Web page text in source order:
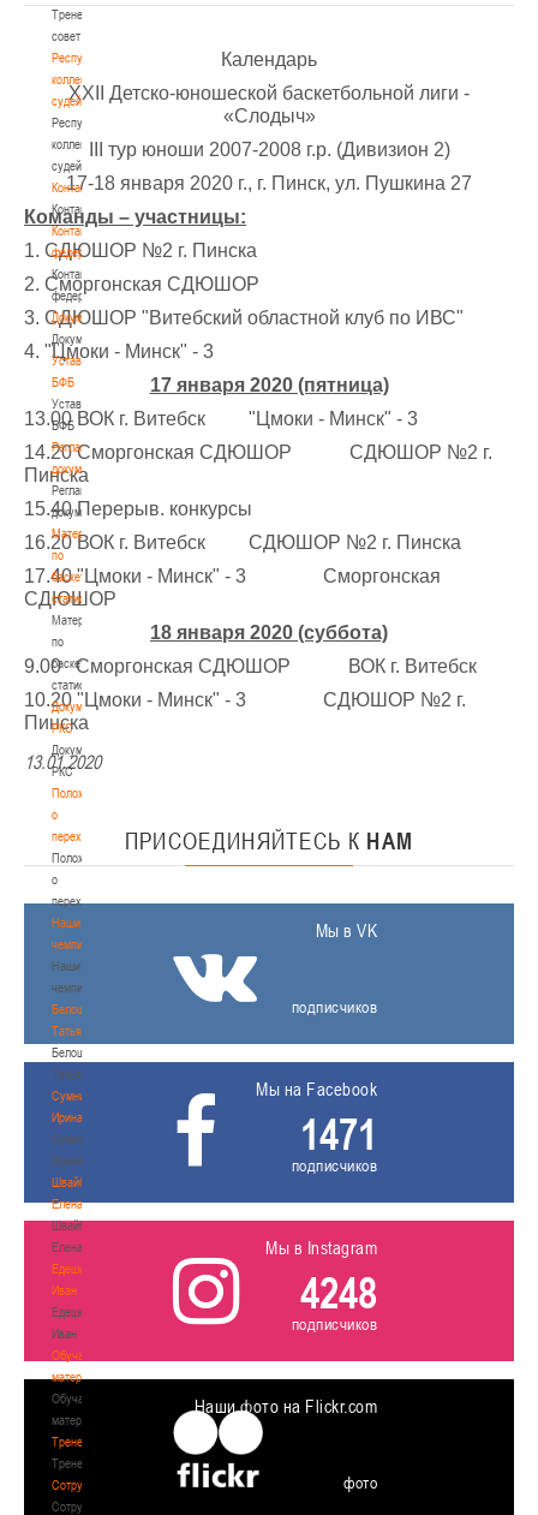
Тренерский
совет
Республиканская
коллегия
судей
Республиканская
коллегия
судей
Контакты
Контакты
Контакты
федерации
Контакты
федерации
Документы
Документы
Устав
БФБ
Устав
БФБ
Регламентирующие
документы
Регламентирующие
документы
Материалы
по
баскетбольной
статистике
Материалы
по
баскетбольной
статистике
Документы
РКС
Документы
РКС
Положение
о
переходах
Положение
о
переходах
Наши
чемпионы
Наши
чемпионы
Белошапко
Татьяна
Белошапко
Татьяна
Сумникова
Ирина
Сумникова
Ирина
Швайбович
Елена
Швайбович
Елена
Едешко
Иван
Едешко
Иван
Обучающие
материалы
Обучающие
материалы
Тренерам
Тренерам
Сотрудничество
Сотрудничество
Календарь
XXII Детско-юношеской баскетбольной лиги -
«Слодыч»
III тур юноши 2007-2008 г.р. (Дивизион 2)
17-18 января 2020 г., г. Пинск, ул. Пушкина 27
Команды – участницы:
1. СДЮШОР №2 г. Пинска
2. Сморгонская СДЮШОР
3. СДЮШОР "Витебский областной клуб по ИВС"
4. "Цмоки - Минск" - 3
17 января 2020 (пятница)
13.00 ВОК г. Витебск "Цмоки - Минск" - 3
14.20 Сморгонская СДЮШОР СДЮШОР №2 г.
Пинска
15.40 Перерыв. конкурсы
16.20 ВОК г. Витебск СДЮШОР №2 г. Пинска
17.40 "Цмоки - Минск" - 3 Сморгонская
СДЮШОР
18 января 2020 (суббота)
9.00 Сморгонская СДЮШОР ВОК г. Витебск
10.20 "Цмоки - Минск" - 3 СДЮШОР №2 г.
Пинска
13.01.2020
ПРИСОЕДИНЯЙТЕСЬ К НАМ
Мы в VK
подписчиков
Мы на Facebook
1471
подписчиков
Мы в Instagram
4248
подписчиков
Наши фото на Flickr.com
фото